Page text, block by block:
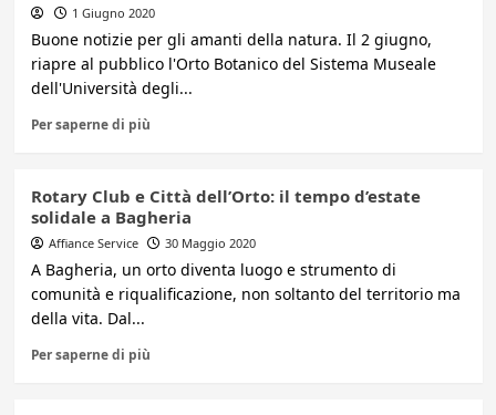
1 Giugno 2020
Buone notizie per gli amanti della natura. Il 2 giugno,
riapre al pubblico l'Orto Botanico del Sistema Museale
dell'Università degli...
Per saperne di più
Rotary Club e Città dell’Orto: il tempo d’estate
solidale a Bagheria
Affiance Service 30 Maggio 2020
A Bagheria, un orto diventa luogo e strumento di
comunità e riqualificazione, non soltanto del territorio ma
della vita. Dal...
Per saperne di più